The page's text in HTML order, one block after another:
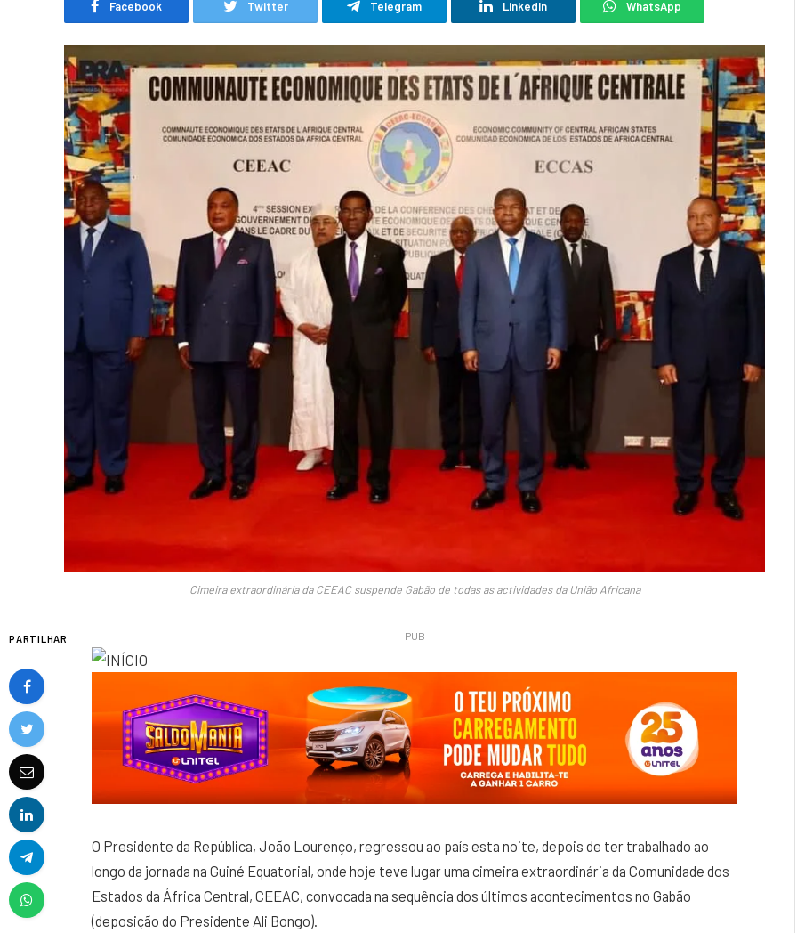
Facebook Twitter Telegram LinkedIn WhatsApp
Cimeira extraordinária da CEEAC suspende Gabão de todas as actividades da União Africana
PARTILHAR PUB
O Presidente da República, João Lourenço, regressou ao país esta noite, depois de ter trabalhado ao
longo da jornada na Guiné Equatorial, onde hoje teve lugar uma cimeira extraordinária da Comunidade dos
Estados da África Central, CEEAC, convocada na sequência dos últimos acontecimentos no Gabão
(deposição do Presidente Ali Bongo).